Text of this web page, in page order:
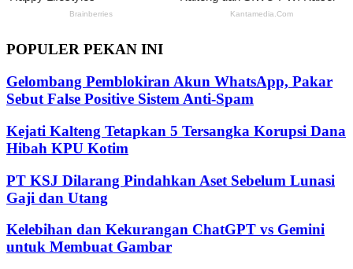
POPULER PEKAN INI
Gelombang Pemblokiran Akun WhatsApp, Pakar
Sebut False Positive Sistem Anti-Spam
Kejati Kalteng Tetapkan 5 Tersangka Korupsi Dana
Hibah KPU Kotim
PT KSJ Dilarang Pindahkan Aset Sebelum Lunasi
Gaji dan Utang
Kelebihan dan Kekurangan ChatGPT vs Gemini
untuk Membuat Gambar